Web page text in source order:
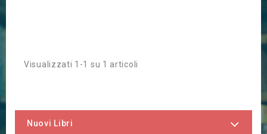
Visualizzati 1-1 su 1 articoli
Nuovi Libri